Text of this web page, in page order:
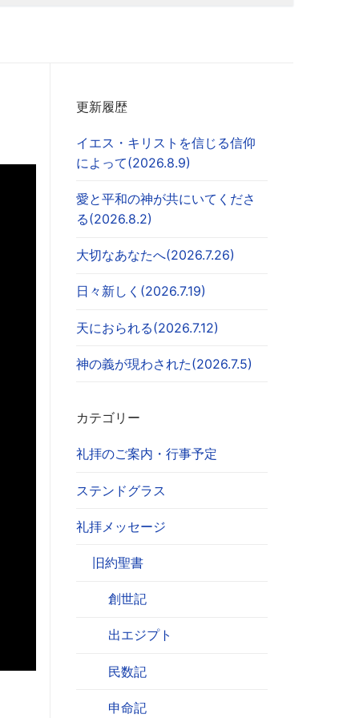
更新履歴
イエス・キリストを信じる信仰
によって(2026.8.9)
愛と平和の神が共にいてくださ
る(2026.8.2)
大切なあなたへ(2026.7.26)
日々新しく(2026.7.19)
天におられる(2026.7.12)
神の義が現わされた(2026.7.5)
カテゴリー
礼拝のご案内・行事予定
ステンドグラス
礼拝メッセージ
旧約聖書
創世記
出エジプト
民数記
申命記